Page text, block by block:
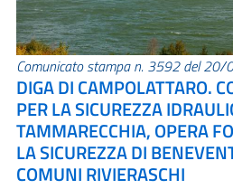
Comunicato stampa n. 3592 del
DIGA DI CAMPOLATTARO.
PER LA SICUREZZA
TAMMARECCHIA, OPERA
LA SICUREZZA DI
COMUNI RIVIERASCHI